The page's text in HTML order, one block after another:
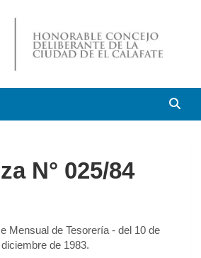
de El Calafate
N° 025/84
Mensual de Tesorería - del 10 de
de 1983.